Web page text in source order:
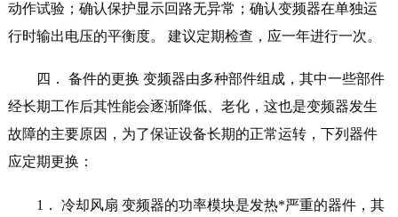
动作试验；确认保护显示回路无异常；确认变频器在单独运
行时输出电压的平衡度。 建议定期检查，应一年进行一次。
四． 备件的更换 变频器由多种部件组成，其中一些部件
经长期工作后其性能会逐渐降低、老化，这也是变频器发生
故障的主要原因，为了保证设备长期的正常运转，下列器件
应定期更换：
1 ． 冷却风扇 变频器的功率模块是发热*严重的器件，其